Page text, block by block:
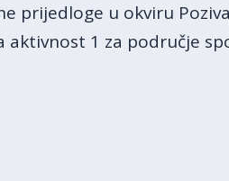
prijedloge u okviru
aktivnost 1 za područje